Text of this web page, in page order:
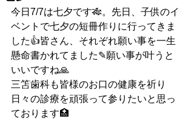
今日7/7は七夕です🎋。先日、子供のイ
ベントで七夕の短冊作りに行ってきま
した👍皆さん、それぞれ願い事を一生
懸命書かれてました✎願い事が叶うと
いいですね🙏
三笘歯科も皆様のお口の健康を祈り
日々の診療を頑張って参りたいと思っ
ております🏥